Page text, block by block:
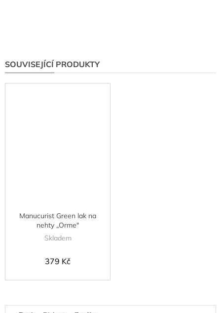
SOUVISEJÍCÍ PRODUKTY
Manucurist Green lak na
nehty „Orme"
Skladem
379 Kč